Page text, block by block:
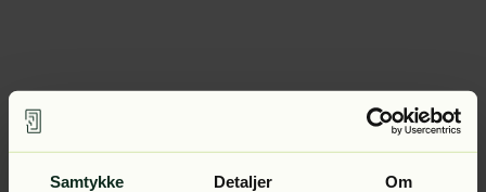
Samtykke Detaljer Om